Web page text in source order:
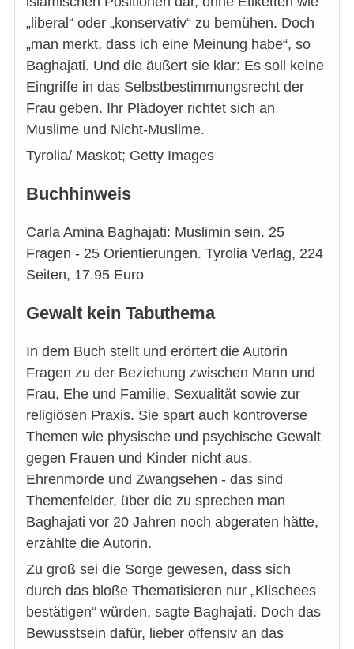
„liberal“ oder „konservativ“ zu bemühen. Doch
„man merkt, dass ich eine Meinung habe“, so
Baghajati. Und die äußert sie klar: Es soll keine
Eingriffe in das Selbstbestimmungsrecht der
Frau geben. Ihr Plädoyer richtet sich an
Muslime und Nicht-Muslime.
Tyrolia/ Maskot; Getty Images
Buchhinweis
Carla Amina Baghajati: Muslimin sein. 25
Fragen - 25 Orientierungen. Tyrolia Verlag, 224
Seiten, 17.95 Euro
Gewalt kein Tabuthema
In dem Buch stellt und erörtert die Autorin
Fragen zu der Beziehung zwischen Mann und
Frau, Ehe und Familie, Sexualität sowie zur
religiösen Praxis. Sie spart auch kontroverse
Themen wie physische und psychische Gewalt
gegen Frauen und Kinder nicht aus.
Ehrenmorde und Zwangsehen - das sind
Themenfelder, über die zu sprechen man
Baghajati vor 20 Jahren noch abgeraten hätte,
erzählte die Autorin.
Zu groß sei die Sorge gewesen, dass sich
durch das bloße Thematisieren nur „Klischees
bestätigen“ würden, sagte Baghajati. Doch das
Bewusstsein dafür, lieber offensiv an das